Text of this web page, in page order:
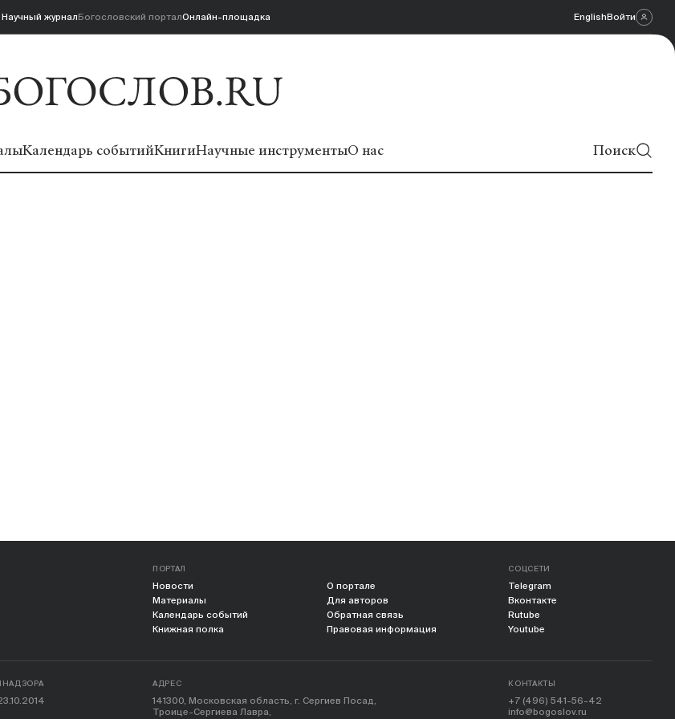
Научный журналБогословский порталОнлайн-площадка EnglishВойти
Календарь событийКнигиНаучные инструментыО нас Поиск
ПОРТАЛ
Новости
Материалы
Календарь событий
Книжная полка
О портале
Для авторов
Обратная связь
Правовая информация
СОЦСЕТИ
Telegram
Вконтакте
Rutube
Youtube
АДРЕС
141300, Московская область, г. Сергиев Посад,
Троице-Сергиева Лавра,
КОНТАКТЫ
+7 (496) 541-56-42
info@bogoslov.ru